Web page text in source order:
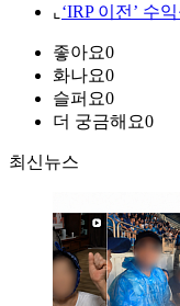
⌞ ‘IRP 이전’ 수
좋아요0
화나요0
슬퍼요0
더 궁금해요0
최신뉴스